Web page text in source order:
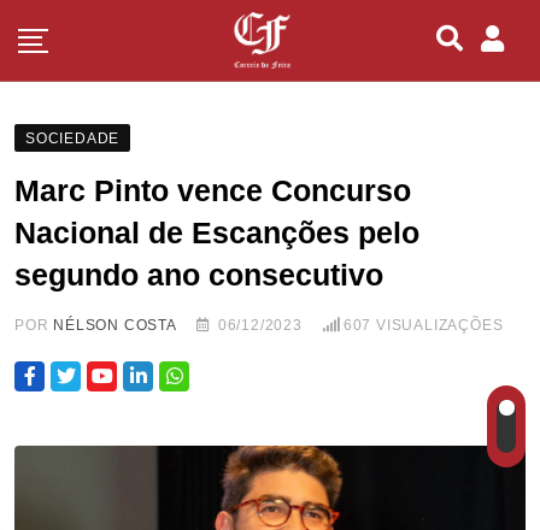
SOCIEDADE
Marc Pinto vence Concurso
Nacional de Escanções pelo
segundo ano consecutivo
POR NÉLSON COSTA 06/12/2023 607 VISUALIZAÇÕES